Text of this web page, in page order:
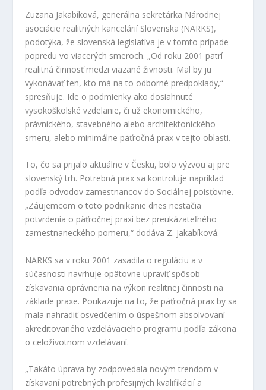
Zuzana Jakabíková, generálna sekretárka Národnej
asociácie realitných kancelárií Slovenska (NARKS),
podotýka, že slovenská legislatíva je v tomto prípade
popredu vo viacerých smeroch. „Od roku 2001 patrí
realitná činnosť medzi viazané živnosti. Mal by ju
vykonávať ten, kto má na to odborné predpoklady,“
spresňuje. Ide o podmienky ako dosiahnuté
vysokoškolské vzdelanie, či už ekonomického,
právnického, stavebného alebo architektonického
smeru, alebo minimálne päťročná prax v tejto oblasti.
To, čo sa prijalo aktuálne v Česku, bolo výzvou aj pre
slovenský trh. Potrebná prax sa kontroluje napríklad
podľa odvodov zamestnancov do Sociálnej poisťovne.
„Záujemcom o toto podnikanie dnes nestačia
potvrdenia o päťročnej praxi bez preukázateľného
zamestnaneckého pomeru,“ dodáva Z. Jakabíková.
NARKS sa v roku 2001 zasadila o reguláciu a v
súčasnosti navrhuje opätovne upraviť spôsob
získavania oprávnenia na výkon realitnej činnosti na
základe praxe. Poukazuje na to, že päťročná prax by sa
mala nahradiť osvedčením o úspešnom absolvovaní
akreditovaného vzdelávacieho programu podľa zákona
o celoživotnom vzdelávaní.
„Takáto úprava by zodpovedala novým trendom v
získavaní potrebných profesijných kvalifikácií a